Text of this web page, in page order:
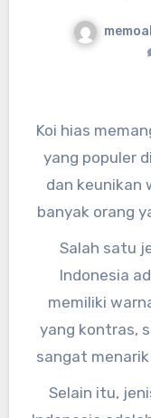
Koi hias
yang populer
dan keunikan
banyak orang
jenis ikan ini
Namun,
jenis koi
Salah satu
Indonesia
memiliki
yang kontras,
sangat
hias, Bapak
salah satu
Selain itu,